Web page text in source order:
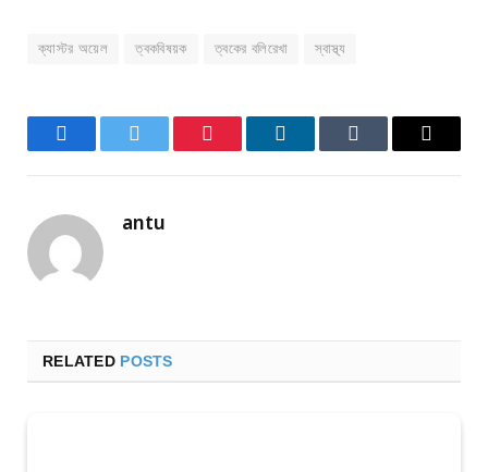
ক্যাস্টর অয়েল ত্বকবিষয়ক ত্বকের বলিরেখা স্বাস্থ্য
FacebookTwitter PinterestLinkedInTumblr Email
antu
RELATED POSTS